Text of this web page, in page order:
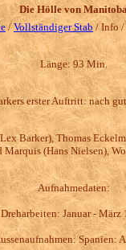
Die Hölle von
/Vollständiger Stab/ Info /
Länge: 93 Min.
erster Auftritt: nach
Barker), Thomas
Marquis (Hans Nielsen),
Aufnahmedaten:
Dreharbeiten: Januar - März
Spanien: